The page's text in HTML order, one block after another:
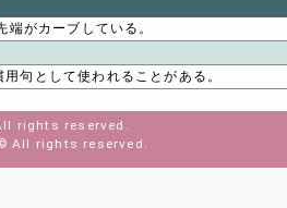
がカーブしている。
句として使われることがある。
rights reserved.
All rights reserved.